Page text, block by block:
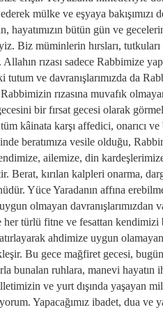
mülke ve eşyaya bakışımızı
hayatımızın bütün gün ve
Biz müminlerin hırsları,
Allahın rızası sadece Rabbimize
ve davranışlarımızda da
rızasına muvafık
bir fırsat gecesi olarak
kâinata karşı affedici, onarıcı ve
beratımıza vesile olduğu,
ailemize, din
Berat, kırılan kalpleri onarma,
Yüce Yaradanın affına
olmayan
her türlü fitne ve fesattan kendimizi
ahdimize uygun
Bu gece mağfiret gecesi,
bunalan ruhlara, manevi hayatın
ve yurt dışında yaşayan
Yapacağımız ibadet, dua ve